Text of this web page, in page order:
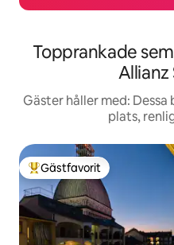
Topprankade
Gäster håller med:
plats,
Populär gästfavorit
Gästfavorit